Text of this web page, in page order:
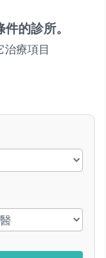
的診所。
療項目